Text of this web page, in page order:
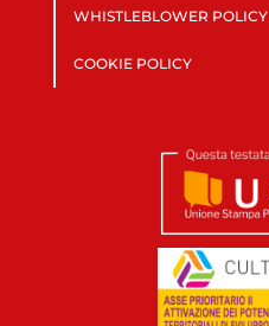
WHISTLEBLOWER POLICY
COOKIE POLICY